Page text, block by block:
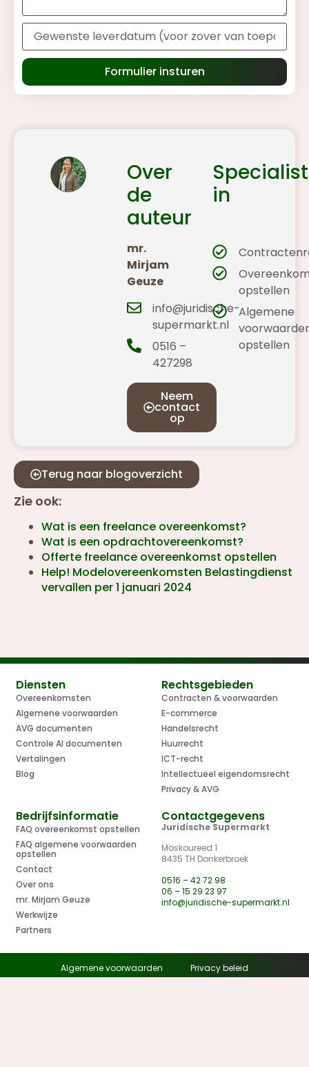
Formulier insturen
Over
de
auteur
mr.
Mirjam
Geuze
info@juridische-
supermarkt.nl
0516 –
427298
Neem
contact
op
Specialist
in
opstellen
Algemene
opstellen
Terug naar blogoverzicht
Zie ook:
Wat is een freelance overeenkomst?
Wat is een opdrachtovereenkomst?
Offerte freelance overeenkomst opstellen
Help! Modelovereenkomsten Belastingdienst
vervallen per 1 januari 2024
Diensten
Overeenkomsten
Algemene voorwaarden
AVG documenten
Controle AI documenten
Vertalingen
Blog
Rechtsgebieden
Contracten & voorwaarden
E-commerce
Handelsrecht
Huurrecht
ICT-recht
Intellectueel eigendomsrecht
Privacy & AVG
Bedrijfsinformatie
FAQ overeenkomst opstellen
FAQ algemene voorwaarden
opstellen
Contact
Over ons
mr. Mirjam Geuze
Werkwijze
Partners
Contactgegevens
Juridische Supermarkt
Moskoureed 1
8435 TH Donkerbroek
0516 – 42 72 98
06 – 15 29 23 97
info@juridische-supermarkt.nl
Algemene voorwaarden Privacy beleid